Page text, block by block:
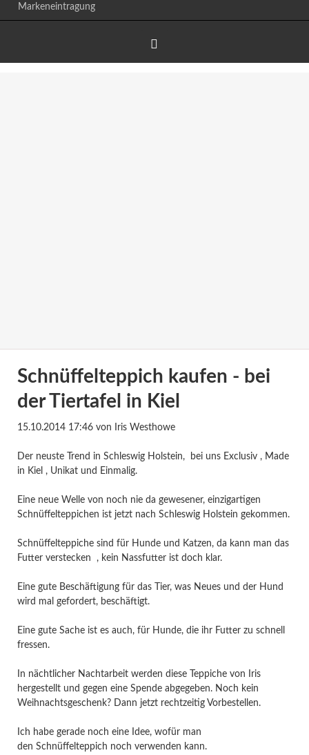
Markeneintragung
Schnüffelteppich kaufen - bei
der Tiertafel in Kiel
15.10.2014 17:46von Iris Westhowe
Der neuste Trend in Schleswig Holstein, bei uns Exclusiv , Made
in Kiel , Unikat und Einmalig.
Eine neue Welle von noch nie da gewesener, einzigartigen
Schnüffelteppichen ist jetzt nach Schleswig Holstein gekommen.
Schnüffelteppiche sind für Hunde und Katzen, da kann man das
Futter verstecken , kein Nassfutter ist doch klar.
Eine gute Beschäftigung für das Tier, was Neues und der Hund
wird mal gefordert, beschäftigt.
Eine gute Sache ist es auch, für Hunde, die ihr Futter zu schnell
fressen.
In nächtlicher Nachtarbeit werden diese Teppiche von Iris
hergestellt und gegen eine Spende abgegeben. Noch kein
Weihnachtsgeschenk? Dann jetzt rechtzeitig Vorbestellen.
Ich habe gerade noch eine Idee, wofür man
den Schnüffelteppich noch verwenden kann.